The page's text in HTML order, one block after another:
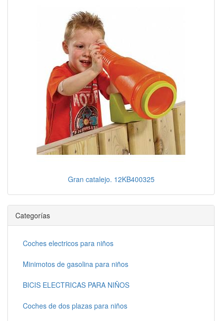
Gran catalejo. 12KB400325
Categorías
Coches electricos para niños
Minimotos de gasolina para niños
BICIS ELECTRICAS PARA NIÑOS
Coches de dos plazas para niños